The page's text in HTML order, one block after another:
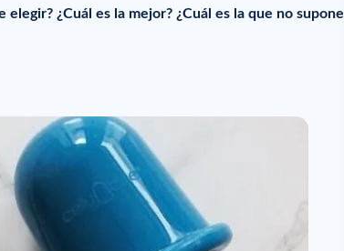
¿Cuál es la mejor? ¿Cuál es la que no supone